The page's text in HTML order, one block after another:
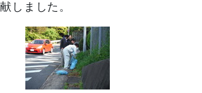
しました。